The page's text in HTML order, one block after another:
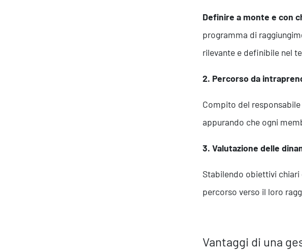
Definire a monte e con
programma di
rilevante e definibile nel
2. Percorso da
Compito del
appurando che ogni
3. Valutazione delle
Stabilendo obiettivi
percorso verso il loro
Vantaggi di una